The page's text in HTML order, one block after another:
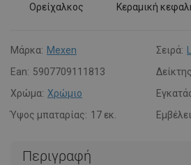
Ορείχαλκος Κεραμική
Μάρκα: Mexen Σειρά:
Ean: 5907709111813
Χρώμα: Χρώμιο
Ύψος μπαταρίας: 17 εκ.
Περιγραφή